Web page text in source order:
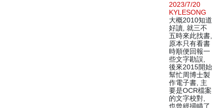
2023/7/20
KYLESONG
大概2010知道
好讀, 就三不
五時來此找書,
原本只有看書
時順便回報一
些文字勘誤,
後來2015開始
幫忙周博士製
作電子書, 主
要是OCR檔案
的文字校對,
也曾經掃瞄了